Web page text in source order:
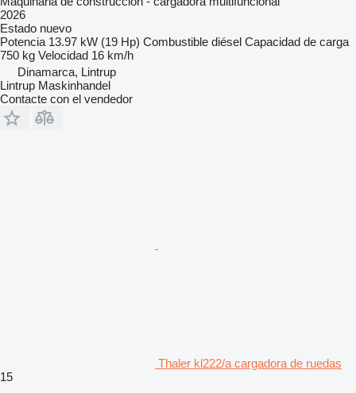
2026
Estado nuevo
Potencia 13.97 kW (19 Hp) Combustible diésel Capacidad de carga
750 kg Velocidad 16 km/h
Dinamarca, Lintrup
Lintrup Maskinhandel
Contacte con el vendedor
Thaler kl222/a cargadora de ruedas
15